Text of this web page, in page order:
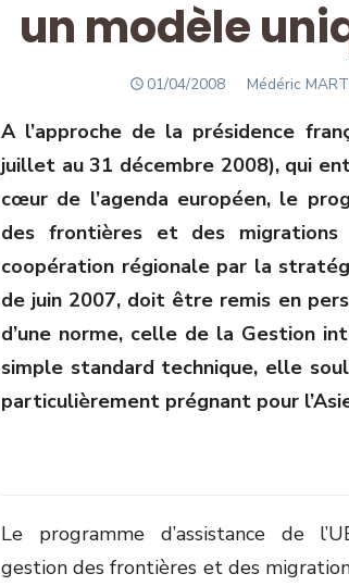
un modèle
POSTED
01/04/2008 Author
Médéric
A l’approche de la présidence
juillet au 31 décembre 2008), qui
cœur de l’agenda européen, le
des frontières et des migrations
coopération régionale par la
de juin 2007, doit être remis en
d’une norme, celle de la Gestion
simple standard technique, elle
particulièrement prégnant pour
Le programme d’assistance de
gestion des frontières et des